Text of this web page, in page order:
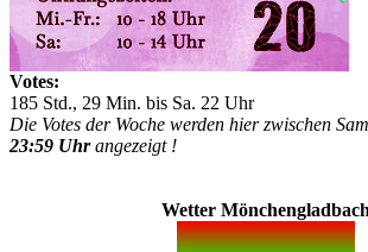
Votes:
185 Std., 29 Min. bis Sa. 22 Uhr
Die Votes der Woche werden hier zwischen
23:59 Uhrangezeigt !
Wetter Mönchengladbach